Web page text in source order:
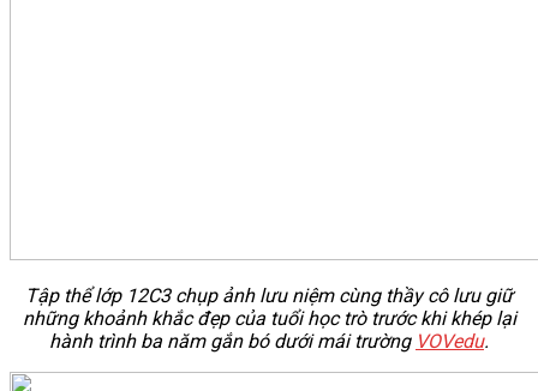
Tập thể lớp 12C3 chụp ảnh lưu niệm cùng thầy cô lưu giữ
những khoảnh khắc đẹp của tuổi học trò trước khi khép lại
hành trình ba năm gắn bó dưới mái trường VOVedu.